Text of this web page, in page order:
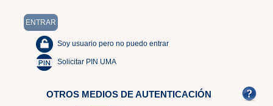
Soy usuario pero no puedo entrar
Solicitar PIN UMA
OTROS MEDIOS DE AUTENTICACIÓN